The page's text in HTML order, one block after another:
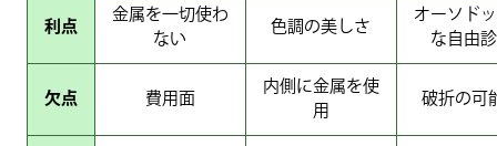
利点
金属を一切使わ
ない
色調の美しさ
オーソド
な自由
欠点 費用面
内側に金属を使
用
破折の可